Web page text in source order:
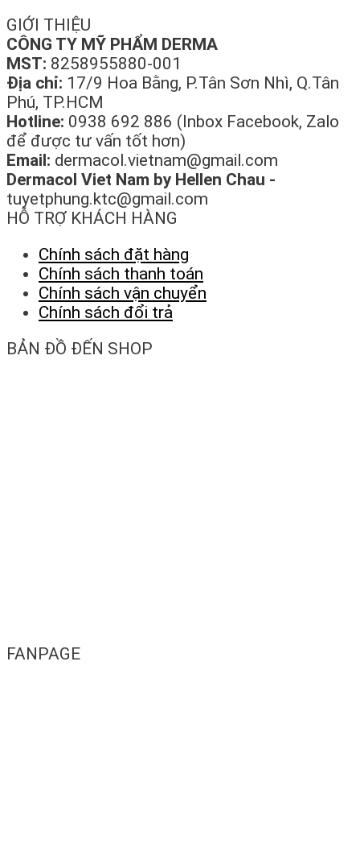
GIỚI THIỆU
CÔNG TY MỸ PHẨM DERMA
MST: 8258955880-001
Địa chỉ: 17/9 Hoa Bằng, P.Tân Sơn Nhì, Q.Tân
Phú, TP.HCM
Hotline: 0938 692 886 (Inbox Facebook, Zalo
để được tư vấn tốt hơn)
Email: dermacol.vietnam@gmail.com
Dermacol Viet Nam by Hellen Chau -
tuyetphung.ktc@gmail.com
HỖ TRỢ KHÁCH HÀNG
Chính sách đặt hàng
Chính sách thanh toán
Chính sách vận chuyển
Chính sách đổi trả
BẢN ĐỒ ĐẾN SHOP
FANPAGE